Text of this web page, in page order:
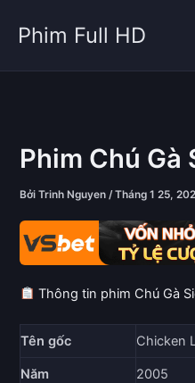
dung
Phim Full HD
Phim Chú Gà
BởiTrinh Nguyen/Tháng 1 25,
Thông tin phim Chú Gà
Tên gốc Chicken
Năm 2005